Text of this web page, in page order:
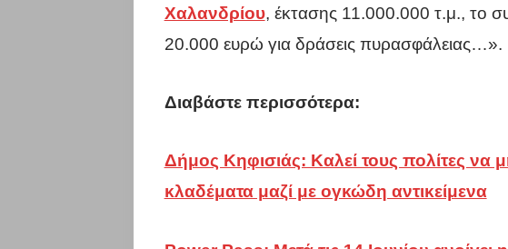
Η
πόλη
σου
Επικαιρότητα
Χαλανδρίου, έκτασης 11.000.000 τ.μ., το
20.000 ευρώ για δράσεις πυρασφάλειας…».
Διαβάστε περισσότερα:
Δήμος Κηφισιάς: Καλεί τους πολίτες να
κλαδέματα μαζί με ογκώδη αντικείμενα